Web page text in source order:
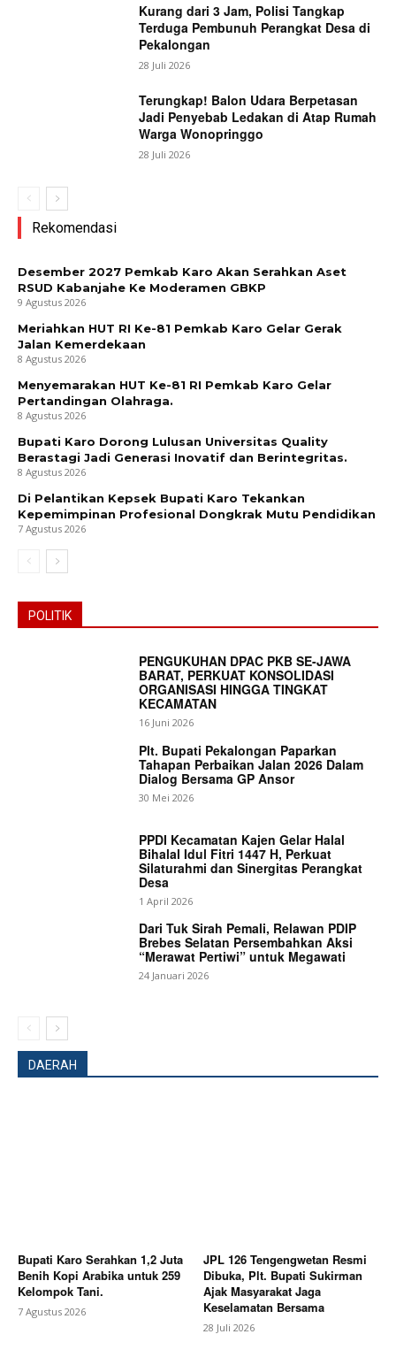
News Week
Magazine PRO
Kurang dari 3 Jam, Polisi Tangkap
Terduga Pembunuh Perangkat Desa di
Pekalongan
28 Juli 2026
Terungkap! Balon Udara Berpetasan
Jadi Penyebab Ledakan di Atap Rumah
Warga Wonopringgo
28 Juli 2026
Rekomendasi
Desember 2027 Pemkab Karo Akan Serahkan Aset
RSUD Kabanjahe Ke Moderamen GBKP
9 Agustus 2026
Meriahkan HUT RI Ke-81 Pemkab Karo Gelar Gerak
Jalan Kemerdekaan
8 Agustus 2026
Menyemarakan HUT Ke-81 RI Pemkab Karo Gelar
Pertandingan Olahraga.
8 Agustus 2026
Bupati Karo Dorong Lulusan Universitas Quality
Berastagi Jadi Generasi Inovatif dan Berintegritas.
8 Agustus 2026
Di Pelantikan Kepsek Bupati Karo Tekankan
Kepemimpinan Profesional Dongkrak Mutu Pendidikan
7 Agustus 2026
POLITIK
PENGUKUHAN DPAC PKB SE-JAWA
BARAT, PERKUAT KONSOLIDASI
ORGANISASI HINGGA TINGKAT
KECAMATAN
16 Juni 2026
Plt. Bupati Pekalongan Paparkan
Tahapan Perbaikan Jalan 2026 Dalam
Dialog Bersama GP Ansor
30 Mei 2026
PPDI Kecamatan Kajen Gelar Halal
Bihalal Idul Fitri 1447 H, Perkuat
Silaturahmi dan Sinergitas Perangkat
Desa
1 April 2026
Dari Tuk Sirah Pemali, Relawan PDIP
Brebes Selatan Persembahkan Aksi
“Merawat Pertiwi” untuk Megawati
24 Januari 2026
DAERAH
Bupati Karo Serahkan 1,2 Juta
Benih Kopi Arabika untuk 259
Kelompok Tani.
7 Agustus 2026
JPL 126 Tengengwetan Resmi
Dibuka, Plt. Bupati Sukirman
Ajak Masyarakat Jaga
Keselamatan Bersama
28 Juli 2026